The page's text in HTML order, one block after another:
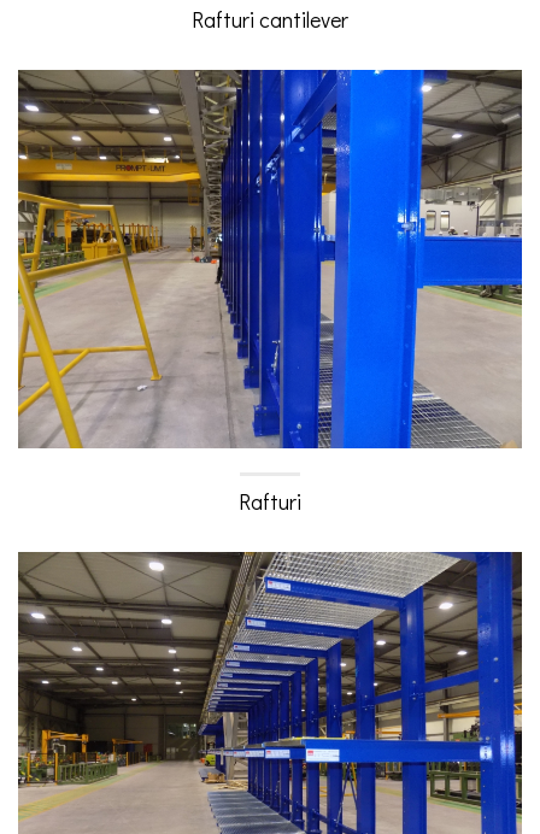
Rafturi cantilever
Rafturi